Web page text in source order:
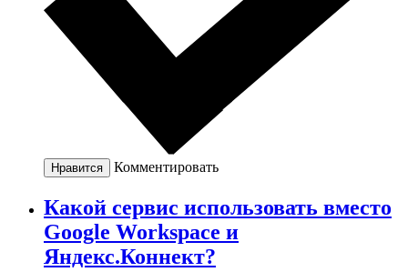
Нравится Комментировать
Какой сервис использовать вместо
Google Workspace и
Яндекс.Коннект?